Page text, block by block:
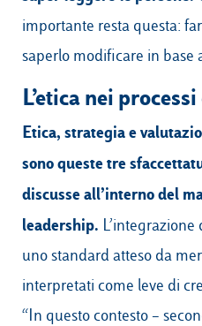
importante resta questa:
saperlo modificare in base
L’etica nei
Etica, strategia e
sono queste tre
discusse all’interno del
leadership.
uno standard atteso da
interpretati come leve di
“In questo contesto –